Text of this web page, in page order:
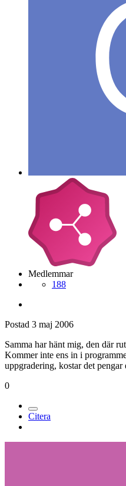
Medlemmar
188
Postad 3 maj 2006
Samma har hänt mig, den där
Kommer inte ens in i
uppgradering, kostar det pengar
0
Citera